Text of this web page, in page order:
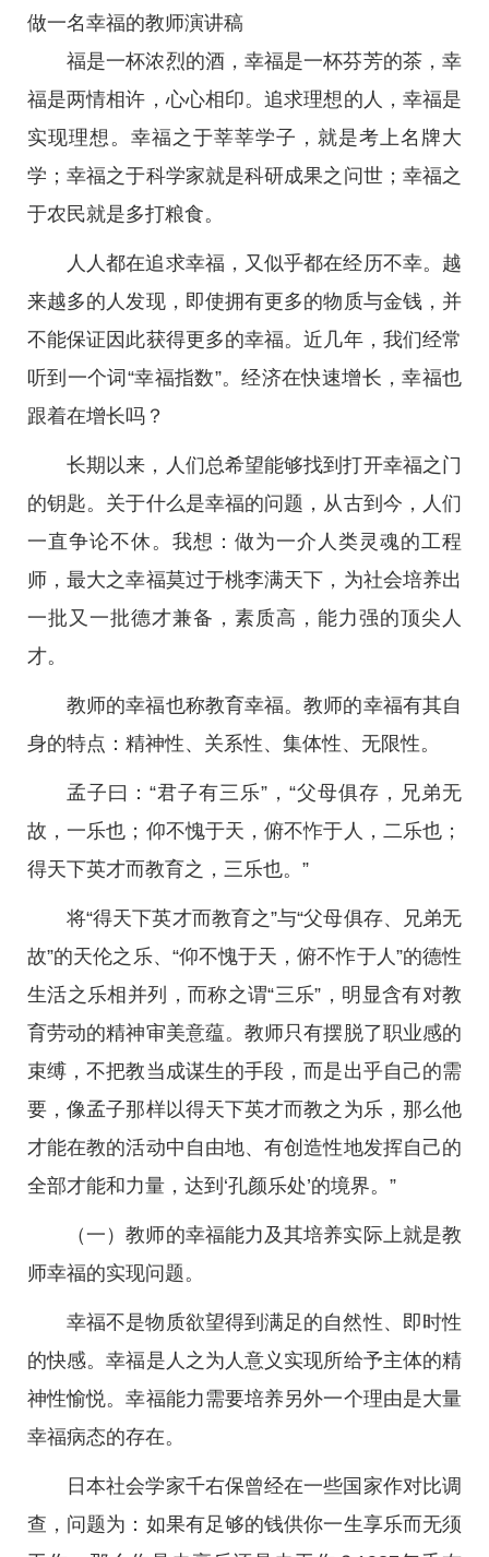
做一名幸福的教师演讲稿
福是一杯浓烈的酒，幸福是一杯芬芳的茶，幸
福是两情相许，心心相印。追求理想的人，幸福是
实现理想。幸福之于莘莘学子，就是考上名牌大
学；幸福之于科学家就是科研成果之问世；幸福之
于农民就是多打粮食。
人人都在追求幸福，又似乎都在经历不幸。越
来越多的人发现，即使拥有更多的物质与金钱，并
不能保证因此获得更多的幸福。近几年，我们经常
听到一个词“幸福指数”。经济在快速增长，幸福也
跟着在增长吗？
长期以来，人们总希望能够找到打开幸福之门
的钥匙。关于什么是幸福的问题，从古到今，人们
一直争论不休。我想：做为一介人类灵魂的工程
师，最大之幸福莫过于桃李满天下，为社会培养出
一批又一批德才兼备，素质高，能力强的顶尖人
才。
教师的幸福也称教育幸福。教师的幸福有其自
身的特点：精神性、关系性、集体性、无限性。
孟子曰：“君子有三乐”，“父母俱存，兄弟无
故，一乐也；仰不愧于天，俯不怍于人，二乐也；
得天下英才而教育之，三乐也。”
将“得天下英才而教育之”与“父母俱存、兄弟无
故”的天伦之乐、“仰不愧于天，俯不怍于人”的德性
生活之乐相并列，而称之谓“三乐”，明显含有对教
育劳动的精神审美意蕴。教师只有摆脱了职业感的
束缚，不把教当成谋生的手段，而是出乎自己的需
要，像孟子那样以得天下英才而教之为乐，那么他
才能在教的活动中自由地、有创造性地发挥自己的
全部才能和力量，达到‘孔颜乐处’的境界。”
（一）教师的幸福能力及其培养实际上就是教
师幸福的实现问题。
幸福不是物质欲望得到满足的自然性、即时性
的快感。幸福是人之为人意义实现所给予主体的精
神性愉悦。幸福能力需要培养另外一个理由是大量
幸福病态的存在。
日本社会学家千右保曾经在一些国家作对比调
查，问题为：如果有足够的钱供你一生享乐而无须